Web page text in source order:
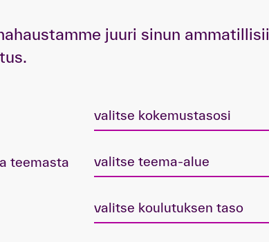
juuri sinun
valitse kokemustasosi
teemasta valitse teema-alue
valitse koulutuksen taso